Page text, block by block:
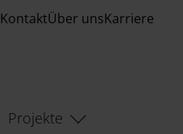
KontaktÜber unsKarriere
Projekte